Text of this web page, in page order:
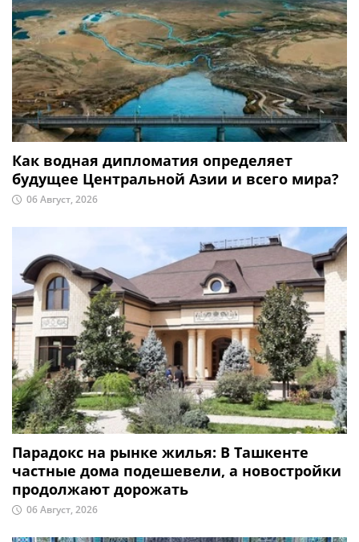
Как водная дипломатия определяет
будущее Центральной Азии и всего мира?
06 Август, 2026
Парадокс на рынке жилья: В Ташкенте
частные дома подешевели, а новостройки
продолжают дорожать
06 Август, 2026